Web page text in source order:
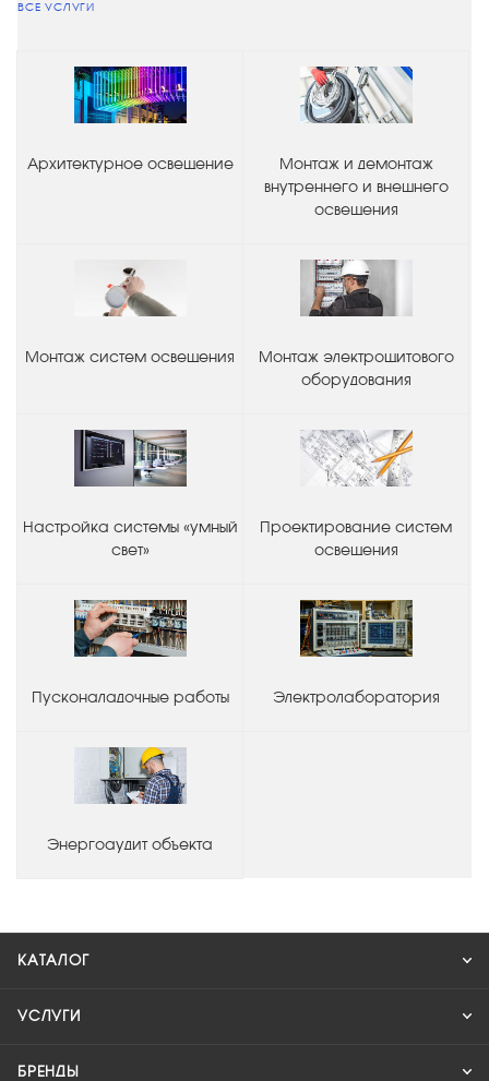
ВСЕ УСЛУГИ
Архитектурное освещение
Монтаж и демонтаж
внутреннего и внешнего
освещения
Монтаж систем освещения
Монтаж электрощитового
оборудования
Настройка системы «умный
свет»
Проектирование систем
освещения
Пусконаладочные работы Электролаборатория
Энергоаудит объекта
КАТАЛОГ
УСЛУГИ
БРЕНДЫ